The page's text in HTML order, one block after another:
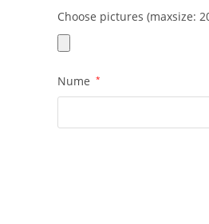
Choose pictures (maxsize:
Nume *